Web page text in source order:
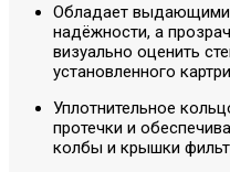
Обладает
надёжности, а
визуально оценить
установленного
Уплотнительное
протечки и
колбы и крышки